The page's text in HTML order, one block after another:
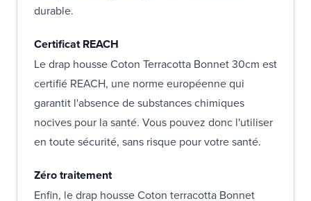
durable.
Certificat REACH
Le drap housse Coton Terracotta Bonnet 30cm est
certifié REACH, une norme européenne qui
garantit l'absence de substances chimiques
nocives pour la santé. Vous pouvez donc l'utiliser
en toute sécurité, sans risque pour votre santé.
Zéro traitement
Enfin, le drap housse Coton terracotta Bonnet